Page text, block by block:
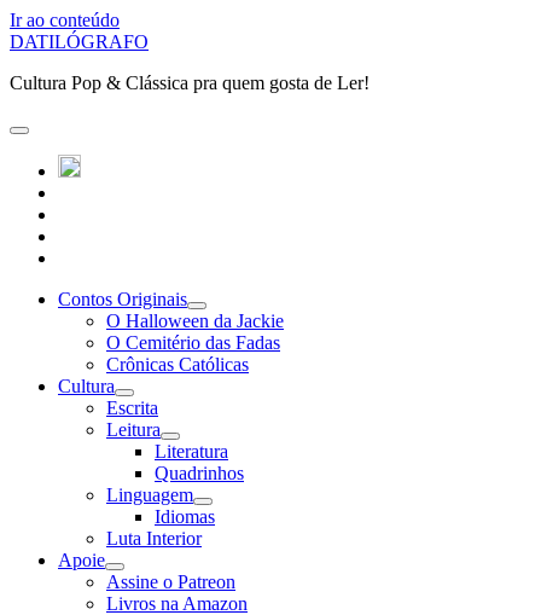
Ir ao conteúdo
DATILÓGRAFO
Cultura Pop & Clássica pra quem gosta de Ler!
abrir
menu
principal
twitter
Contos Originais
abrir
submenu
O Halloween da Jackie
O Cemitério das Fadas
Crônicas Católicas
Cultura
abrir
submenu
Escrita
Leitura
abrir
submenu
Literatura
Quadrinhos
Linguagem
abrir
submenu
Idiomas
Luta Interior
Apoie
abrir
submenu
Assine o Patreon
Livros na Amazon